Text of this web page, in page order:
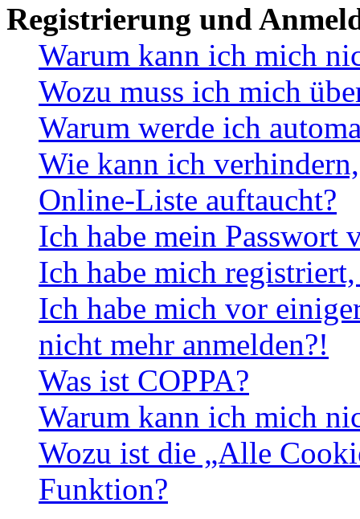
Registrierung und
Warum kann ich mich
Wozu muss ich mich
Warum werde ich
Wie kann ich
Online-Liste auftaucht?
Ich habe mein Passwort
Ich habe mich
Ich habe mich vor
nicht mehr anmelden?!
Was ist COPPA?
Warum kann ich mich
Wozu ist die „Alle
Funktion?